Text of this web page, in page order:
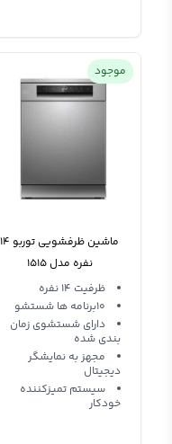
موجود
ماشین ظرفشویی توربو 14
نفره مدل 1515
ظرفیت 14 نفره
10برنامه ها شستشو
دارای شستشوی زمان
بندی شده
مجهز به نمایشگر
دیجیتال
سیستم تمیزکننده
خودکار